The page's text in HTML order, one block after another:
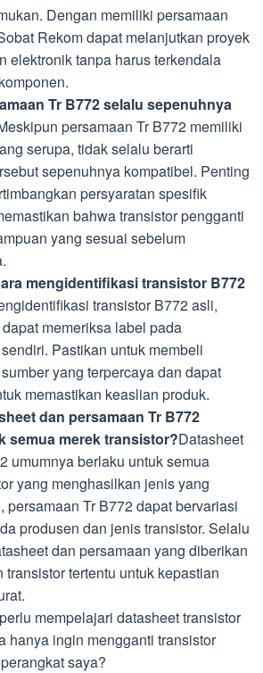
Dengan memiliki persamaan
Rekom dapat melanjutkan proyek
elektronik tanpa harus terkendala
Tr B772 selalu sepenuhnya
persamaan Tr B772 memiliki
serupa, tidak selalu berarti
sepenuhnya kompatibel. Penting
persyaratan spesifik
bahwa transistor pengganti
yang sesuai sebelum
mengidentifikasi transistor B772
transistor B772 asli,
memeriksa label pada
Pastikan untuk membeli
yang terpercaya dan dapat
memastikan keaslian produk.
dan persamaan Tr B772
semua merek transistor?Datasheet
umumnya berlaku untuk semua
yang menghasilkan jenis yang
persamaan Tr B772 dapat bervariasi
produsen dan jenis transistor. Selalu
dan persamaan yang diberikan
transistor tertentu untuk kepastian
mempelajari datasheet transistor
hanya ingin mengganti transistor
saya?